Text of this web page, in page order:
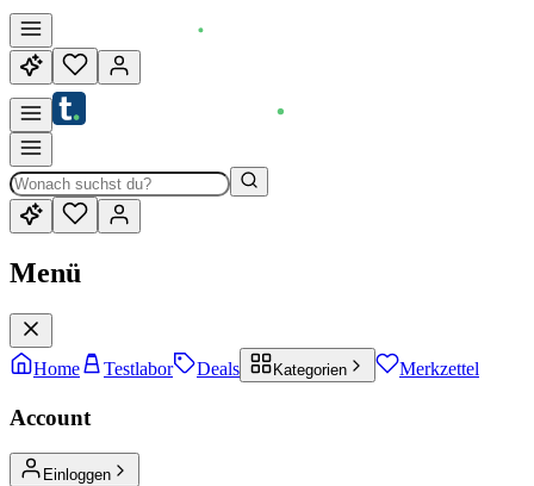
Menü
Home Testlabor Deals Kategorien Merkzettel
Account
Einloggen